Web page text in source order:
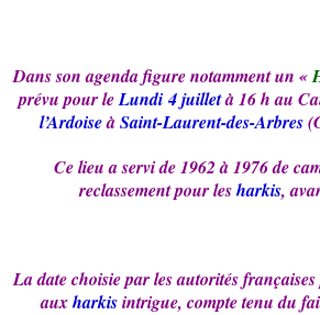
Dans son agenda figure notamment un «
prévu pour leLundi 4 juilletà 16 h au
l’ArdoiseàSaint-Laurent-des-Arbres
Ce lieu a servi de 1962 à 1976 de
reclassement pour lesharkis,
La date choisie par les autorités
auxharkisintrigue, compte tenu du